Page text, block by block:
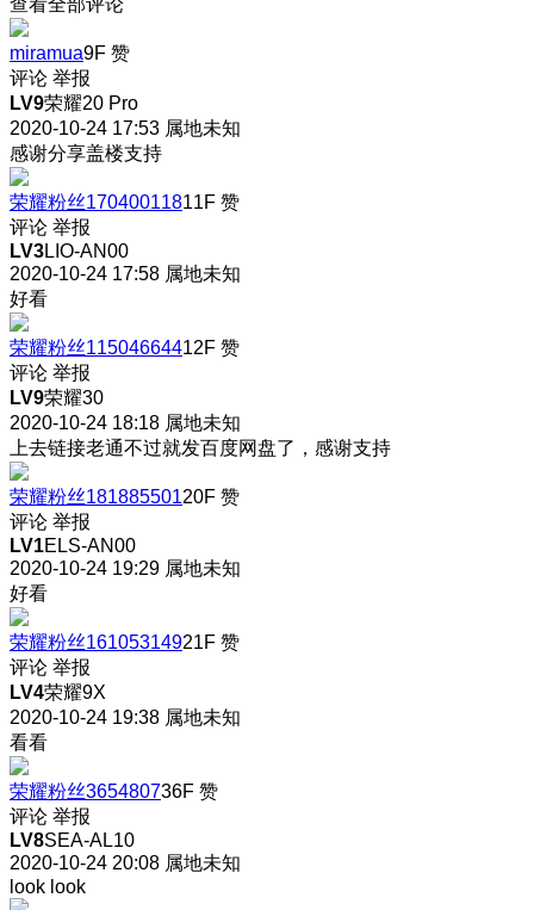
miramua9F 赞
评论 举报
LV9荣耀20 Pro
2020-10-24 17:53 属地未知
感谢分享盖楼支持
荣耀粉丝17040011811F 赞
评论 举报
LV3LIO-AN00
2020-10-24 17:58 属地未知
好看
荣耀粉丝11504664412F 赞
评论 举报
LV9荣耀30
2020-10-24 18:18 属地未知
上去链接老通不过就发百度网盘了，感谢支持
荣耀粉丝18188550120F 赞
评论 举报
LV1ELS-AN00
2020-10-24 19:29 属地未知
好看
荣耀粉丝16105314921F 赞
评论 举报
LV4荣耀9X
2020-10-24 19:38 属地未知
看看
荣耀粉丝365480736F 赞
评论 举报
LV8SEA-AL10
2020-10-24 20:08 属地未知
look look